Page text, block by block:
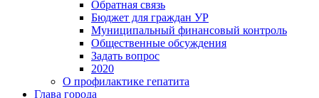
Обратная связь
Бюджет для граждан УР
Муниципальный финансовый контроль
Общественные обсуждения
Задать вопрос
2020
О профилактике гепатита
Глава города